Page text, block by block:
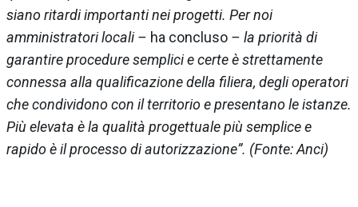
siano ritardi importanti nei progetti. Per noi
amministratori locali – ha concluso – la priorità di
garantire procedure semplici e certe è strettamente
connessa alla qualificazione della filiera, degli operatori
che condividono con il territorio e presentano le istanze.
Più elevata è la qualità progettuale più semplice e
rapido è il processo di autorizzazione”. (Fonte: Anci)